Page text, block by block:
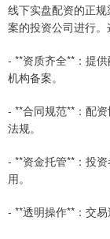
线下实盘配资的正
案的投资公司进行。
- **资质齐全**：提
机构备案。
- **合同规范**：配
法规。
- **资金托管**：投
用。
- **透明操作**：交